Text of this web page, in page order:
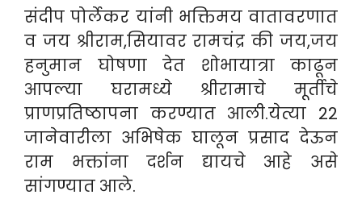
संदीप पोर्लेकर यांनी भक्तिमय वातावरणात
व जय श्रीराम,सियावर रामचंद्र की जय,जय
हनुमान घोषणा देत शोभायात्रा काढून
आपल्या घरामध्ये श्रीरामाचे मूर्तीचे
प्राणप्रतिष्ठापना करण्यात आली.येत्या 22
जानेवारीला अभिषेक घालून प्रसाद देऊन
राम भक्तांना दर्शन द्यायचे आहे असे
सांगण्यात आले.